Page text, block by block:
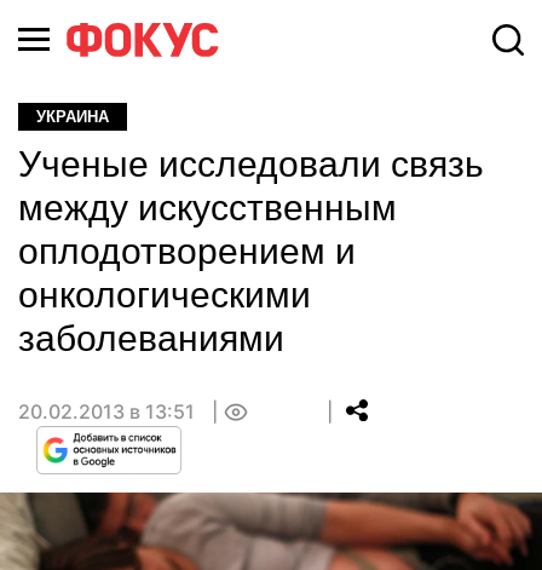
УКРАИНА
Ученые исследовали связь
между искусственным
оплодотворением и
онкологическими
заболеваниями
20.02.2013 в 13:51